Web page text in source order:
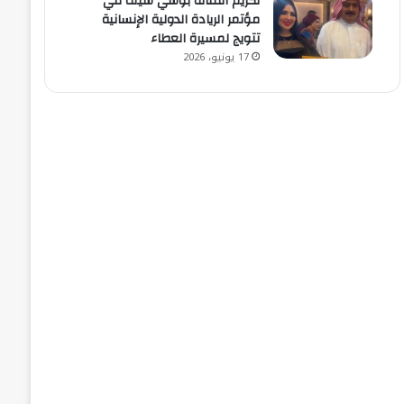
مؤتمر الريادة الدولية الإنسانية
تتويج لمسيرة العطاء
17 يونيو، 2026